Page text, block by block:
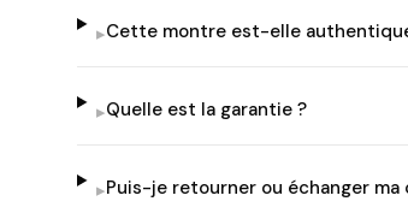
▸Cette montre est-elle
▸Quelle est la garantie ?
▸Puis-je retourner ou échanger ma